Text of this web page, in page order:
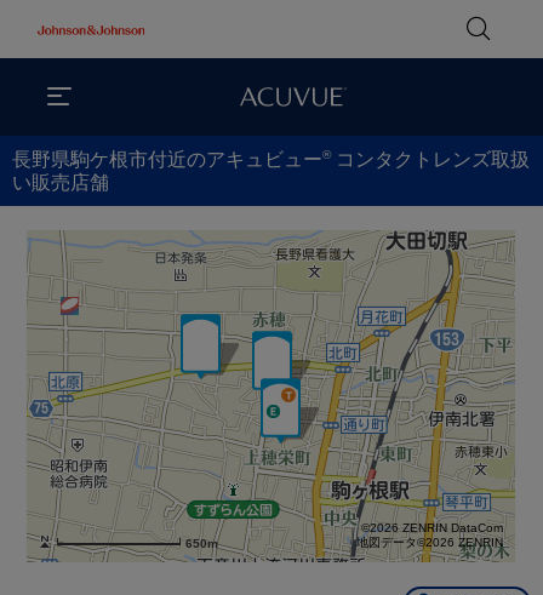
長野県駒ケ根市付近のアキュビュー® コンタクトレンズ取扱
い販売店舗
650m
©2026 ZENRIN DataCom
地図データ©2026 ZENRIN